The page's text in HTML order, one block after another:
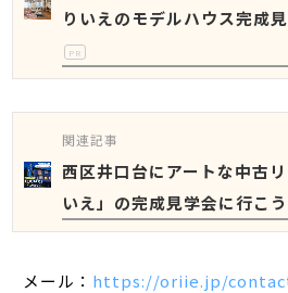
りいえのモデルハウス完成
PR
関連記事
西区井口台にアートな中古
いえ」の完成見学会に行こう
メール： https://oriie.jp/